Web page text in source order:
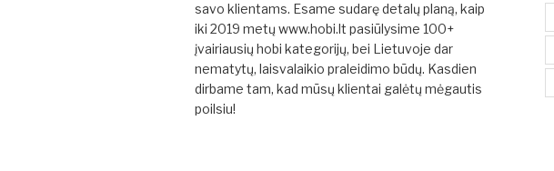
savo klientams. Esame sudarę detalų planą, kaip
iki 2019 metų www.hobi.lt pasiūlysime 100+
įvairiausių hobi kategorijų, bei Lietuvoje dar
nematytų, laisvalaikio praleidimo būdų. Kasdien
dirbame tam, kad mūsų klientai galėtų mėgautis
poilsiu!